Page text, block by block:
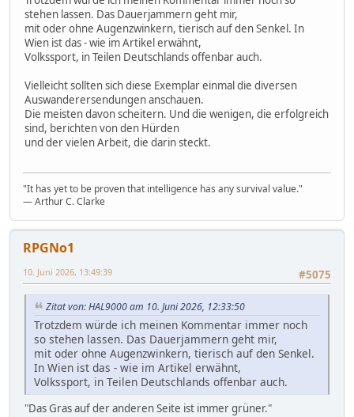
stehen lassen. Das Dauerjammern geht mir,
mit oder ohne Augenzwinkern, tierisch auf den Senkel. In
Wien ist das - wie im Artikel erwähnt,
Volkssport, in Teilen Deutschlands offenbar auch.
Vielleicht sollten sich diese Exemplar einmal die diversen
Auswanderersendungen anschauen.
Die meisten davon scheitern. Und die wenigen, die erfolgreich
sind, berichten von den Hürden
und der vielen Arbeit, die darin steckt.
"It has yet to be proven that intelligence has any survival value."
― Arthur C. Clarke
RPGNo1
#5075
10. Juni 2026, 13:49:39
Zitat von: HAL9000 am 10. Juni 2026, 12:33:50
Trotzdem würde ich meinen Kommentar immer noch
so stehen lassen. Das Dauerjammern geht mir,
mit oder ohne Augenzwinkern, tierisch auf den Senkel.
In Wien ist das - wie im Artikel erwähnt,
Volkssport, in Teilen Deutschlands offenbar auch.
"Das Gras auf der anderen Seite ist immer grüner."